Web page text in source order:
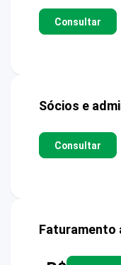
Consultar
Sócios e
Consultar
Faturamento